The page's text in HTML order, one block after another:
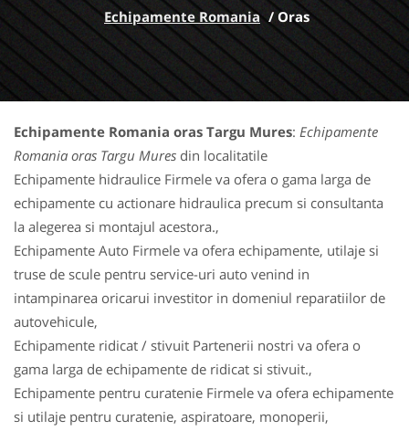
Echipamente Romania / Oras
Echipamente Romania oras Targu Mures: Echipamente
Romania oras Targu Mures din localitatile
Echipamente hidraulice Firmele va ofera o gama larga de
echipamente cu actionare hidraulica precum si consultanta
la alegerea si montajul acestora.,
Echipamente Auto Firmele va ofera echipamente, utilaje si
truse de scule pentru service-uri auto venind in
intampinarea oricarui investitor in domeniul reparatiilor de
autovehicule,
Echipamente ridicat / stivuit Partenerii nostri va ofera o
gama larga de echipamente de ridicat si stivuit.,
Echipamente pentru curatenie Firmele va ofera echipamente
si utilaje pentru curatenie, aspiratoare, monoperii,